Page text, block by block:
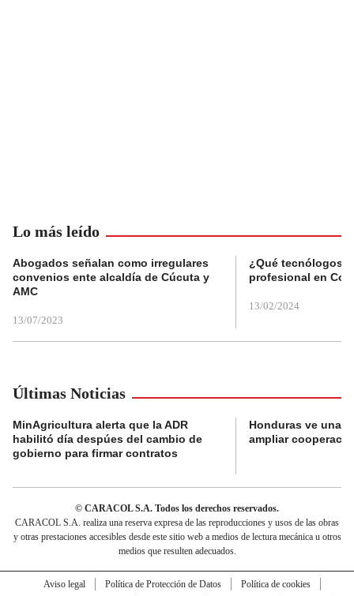
Lo más leído
Abogados señalan como irregulares
convenios ente alcaldía de Cúcuta y
AMC
13/07/2023
¿Qué tecnólogos
profesional en
13/02/2024
Últimas Noticias
MinAgricultura alerta que la ADR
habilitó día despúes del cambio de
gobierno para firmar contratos
Honduras ve una
ampliar
© CARACOL S.A. Todos los derechos reservados.
CARACOL S.A. realiza una reserva expresa de las reproducciones y usos de las obras
y otras prestaciones accesibles desde este sitio web a medios de lectura mecánica u otros
medios que resulten adecuados.
Aviso legal Política de Protección de Datos
Política de cookies